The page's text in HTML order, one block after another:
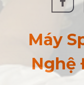
Máy
Nghệ